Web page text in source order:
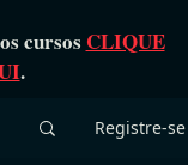
cursos CLIQUE
.
Registre-se